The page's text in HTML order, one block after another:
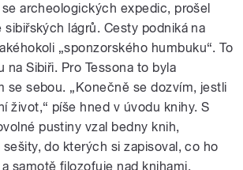
archeologických expedic, prošel
lágrů. Cesty podniká na
„sponzorského humbuku“. To
na Sibiři. Pro Tessona to byla
se sebou. „Konečně se dozvím, jestli
život,“ píše hned v úvodu knihy. S
pustiny vzal bedny knih,
do kterých si zapisoval, co ho
samotě filozofuje nad knihami,